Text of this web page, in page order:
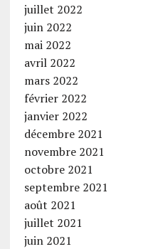
juillet 2022
juin 2022
mai 2022
avril 2022
mars 2022
février 2022
janvier 2022
décembre 2021
novembre 2021
octobre 2021
septembre 2021
août 2021
juillet 2021
juin 2021